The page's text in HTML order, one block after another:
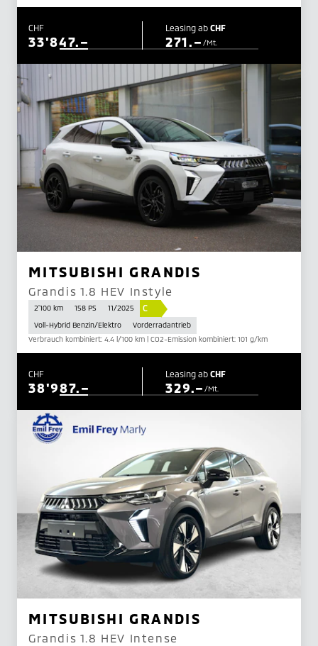
CHF
33'847.–
Leasing ab CHF
271.– /Mt.
MITSUBISHI GRANDIS
Grandis 1.8 HEV Instyle
2'100 km 158 PS 11/2025 C
Voll-Hybrid Benzin/Elektro
Vorderradantrieb
Verbrauch kombiniert: 4.4 l/100 km | CO2-Emission kombiniert: 101 g/km
CHF
38'987.–
Leasing abCHF
329.–/Mt.
MITSUBISHI GRANDIS
Grandis 1.8 HEV Intense